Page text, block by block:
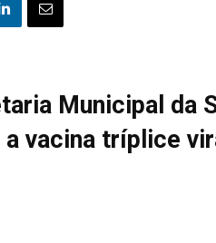
Municipal da
vacina tríplice